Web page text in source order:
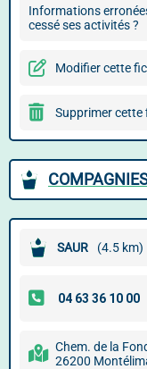
Informations
cessé ses activités ?
Modifier cette
Supprimer cette
SAUR (4.5 km)
Chem. de la
26200